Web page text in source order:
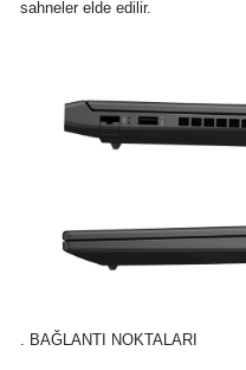
sahneler elde edilir.
. BAĞLANTI NOKTALARI